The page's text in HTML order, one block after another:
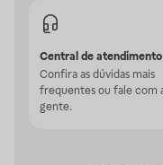
Central de atendimento
Confira as dúvidas mais
frequentes ou fale com
gente.